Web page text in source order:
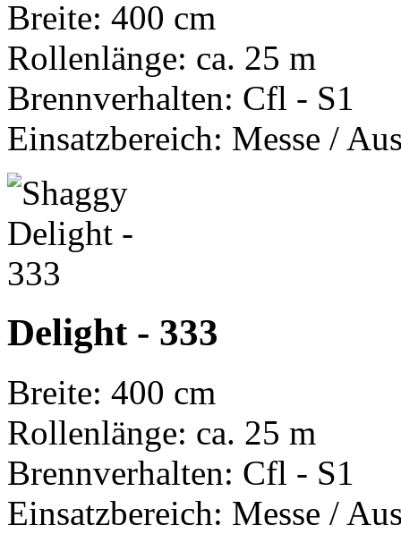
Breite: 400 cm
Rollenlänge: ca. 25 m
Brennverhalten: Cfl - S1
Einsatzbereich: Messe /
Delight - 333
Breite: 400 cm
Rollenlänge: ca. 25 m
Brennverhalten: Cfl - S1
Einsatzbereich: Messe /